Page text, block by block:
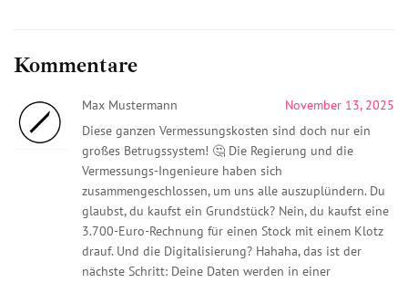
Kommentare
Max Mustermann
November 13, 2025
Diese ganzen Vermessungskosten sind doch nur ein
großes Betrugssystem! 🤔 Die Regierung und die
Vermessungs-Ingenieure haben sich
zusammengeschlossen, um uns alle auszuplündern. Du
glaubst, du kaufst ein Grundstück? Nein, du kaufst eine
3.700-Euro-Rechnung für einen Stock mit einem Klotz
drauf. Und die Digitalisierung? Hahaha, das ist der
nächste Schritt: Deine Daten werden in einer